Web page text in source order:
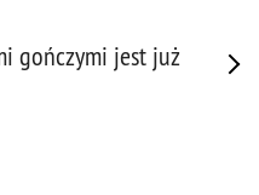
gończymi jest już